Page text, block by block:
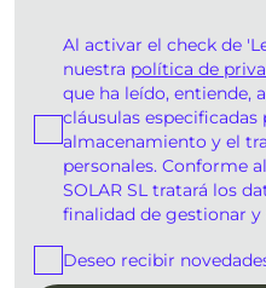
Al activar el check de
nuestra política de
que ha leído, entiende,
cláusulas especificadas
almacenamiento y el
personales. Conforme
SOLAR SL tratará los
finalidad de gestionar
Deseo recibir